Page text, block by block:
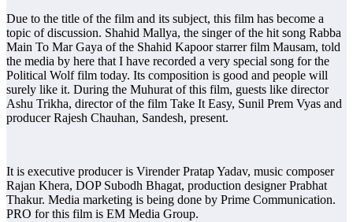
Due to the title of the film and its subject, this film has become a
topic of discussion. Shahid Mallya, the singer of the hit song Rabba
Main To Mar Gaya of the Shahid Kapoor starrer film Mausam, told
the media by here that I have recorded a very special song for the
Political Wolf film today. Its composition is good and people will
surely like it. During the Muhurat of this film, guests like director
Ashu Trikha, director of the film Take It Easy, Sunil Prem Vyas and
producer Rajesh Chauhan, Sandesh, present.
It is executive producer is Virender Pratap Yadav, music composer
Rajan Khera, DOP Subodh Bhagat, production designer Prabhat
Thakur. Media marketing is being done by Prime Communication.
PRO for this film is EM Media Group.